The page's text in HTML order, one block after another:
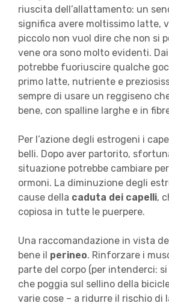
riuscita dell’allattamento: un
significa avere moltissimo latte,
piccolo non vuol dire che non si
vene ora sono molto evidenti.
potrebbe fuoriuscire qualche
primo latte, nutriente e
sempre di usare un reggiseno
bene, con spalline larghe e in
Per l’azione degli estrogeni i
belli. Dopo aver partorito,
situazione potrebbe cambiare
ormoni. La diminuzione degli
cause della caduta dei capelli,
copiosa in tutte le puerpere.
Una raccomandazione in vista
bene il perineo. Rinforzare i
parte del corpo (per intenderci:
che poggia sul sellino della
varie cose – a ridurre il rischio di